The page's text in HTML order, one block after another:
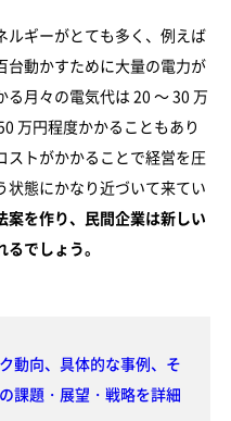
ルギーがとても多く、例えば
台動かすために大量の電力が
月々の電気代は 20 〜 30 万
万円程度かかることもあり
ストがかかることで経営を圧
状態にかなり近づいて来てい
案を作り、民間企業は新しい
でしょう。
動向、具体的な事例、そ
課題・展望・戦略を詳細